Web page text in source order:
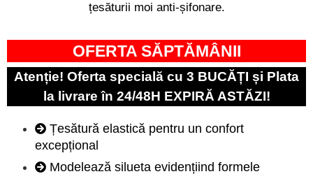
țesăturii moi anti-șifonare.
OFERTA SĂPTĂMÂNII
Atenție! Oferta specială cu 3 BUCĂȚI și Plata
la livrare în 24/48H EXPIRĂ ASTĂZI!
Țesătură elastică pentru un confort
excepțional
Modelează silueta evidențiind formele